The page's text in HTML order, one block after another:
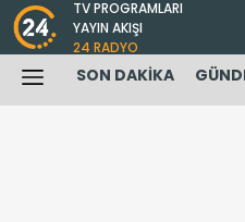
TV PROGRAMLARI
YAYIN AKIŞI
24 RADYO
SON DAKİKA